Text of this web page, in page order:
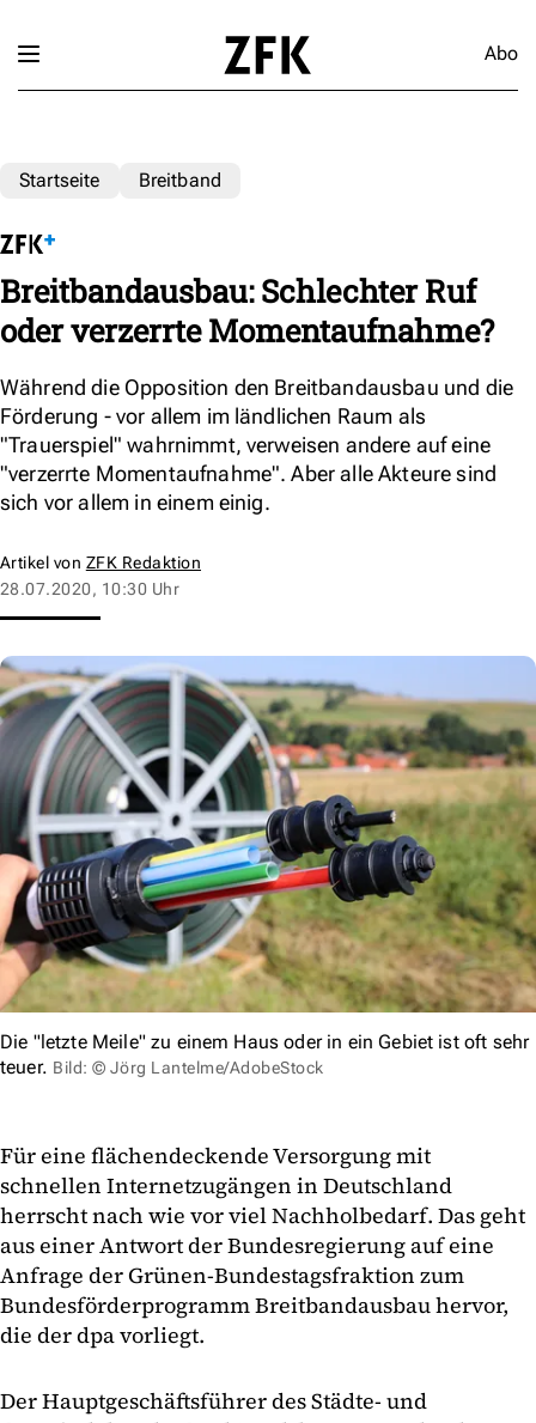
Abo
Startseite Breitband
Breitbandausbau: Schlechter Ruf
oder verzerrte Momentaufnahme?
Während die Opposition den Breitbandausbau und die
Förderung - vor allem im ländlichen Raum als
"Trauerspiel" wahrnimmt, verweisen andere auf eine
"verzerrte Momentaufnahme". Aber alle Akteure sind
sich vor allem in einem einig.
Artikel von ZFK Redaktion
28.07.2020, 10:30 Uhr
Die "letzte Meile" zu einem Haus oder in ein Gebiet ist oft sehr
teuer. Bild: © Jörg Lantelme/AdobeStock
Für eine flächendeckende Versorgung mit
schnellen Internetzugängen in Deutschland
herrscht nach wie vor viel Nachholbedarf. Das geht
aus einer Antwort der Bundesregierung auf eine
Anfrage der Grünen-Bundestagsfraktion zum
Bundesförderprogramm Breitbandausbau hervor,
die der dpa vorliegt.
Der Hauptgeschäftsführer des Städte- und